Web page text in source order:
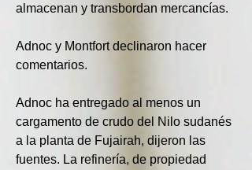
almacenan y transbordan mercancías.
Adnoc y Montfort declinaron hacer
comentarios.
Adnoc ha entregado al menos un
cargamento de crudo del Nilo sudanés
a la planta de Fujairah, dijeron las
fuentes. La refinería, de propiedad